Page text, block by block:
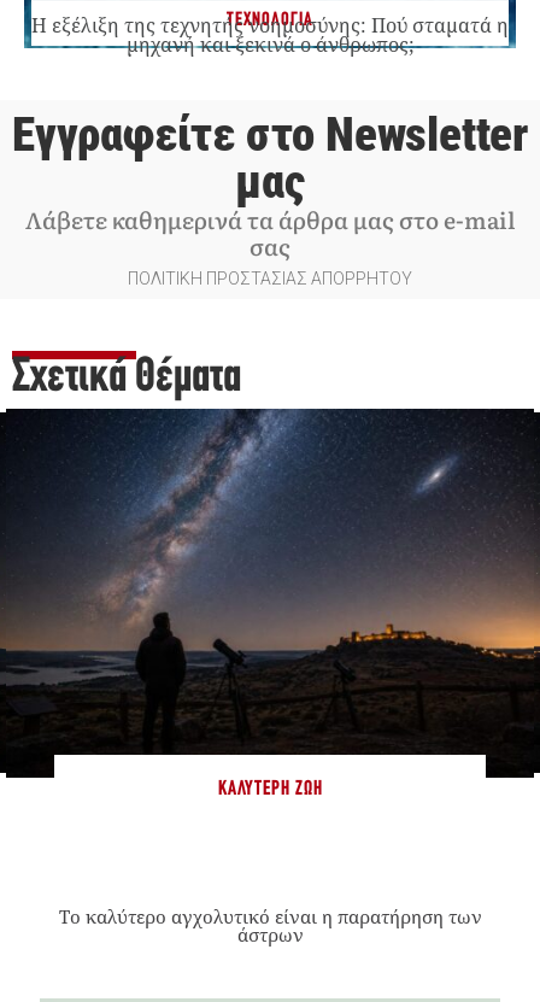
ΤΕΧΝΟΛΟΓΙΑ
Η εξέλιξη της τεχνητής νοημοσύνης: Πού σταματά η
μηχανή και ξεκινά ο άνθρωπος;
Εγγραφείτε στο Newsletter
μας
Λάβετε καθημερινά τα άρθρα μας στο e-mail
σας
ΠΟΛΙΤΙΚΗ ΠΡΟΣΤΑΣΙΑΣ ΑΠΟΡΡΗΤΟΥ
Σχετικά Θέματα
ΚΑΛΎΤΕΡΗ ΖΩΉ
Το καλύτερο αγχολυτικό είναι η παρατήρηση των
άστρων